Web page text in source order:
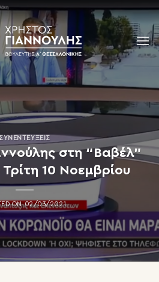
στη “Βαβέλ”
Τρίτη 10 Νοεμβρίου
ON02/03/2021